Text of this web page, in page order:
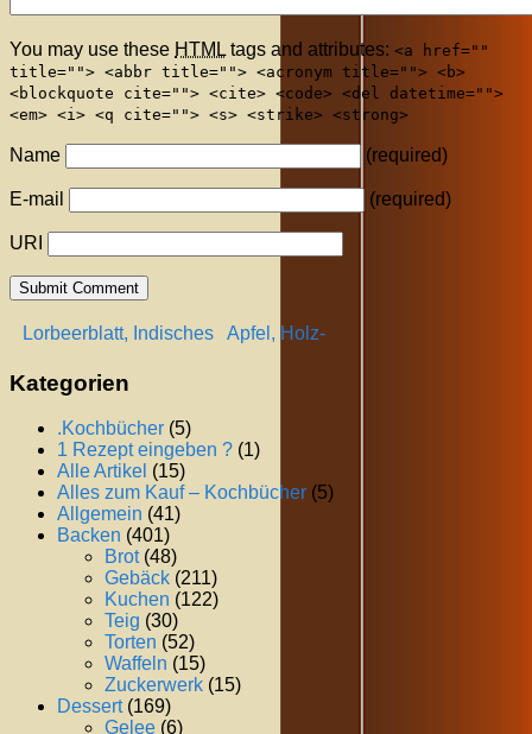
You may use these HTML tags and attributes: <a href=""
title=""> <abbr title=""> <acronym title=""> <b>
<blockquote cite=""> <cite> <code> <del datetime="">
<em> <i> <q cite=""> <s> <strike> <strong>
Name (required)
E-mail (required)
URI
Lorbeerblatt, Indisches Apfel, Holz-
Kategorien
.Kochbücher (5)
1 Rezept eingeben ? (1)
Alle Artikel (15)
Alles zum Kauf – Kochbücher (5)
Allgemein (41)
Backen (401)
Brot(48)
Gebäck (211)
Kuchen (122)
Teig (30)
Torten (52)
Waffeln (15)
Zuckerwerk (15)
Dessert(169)
Gelee (6)